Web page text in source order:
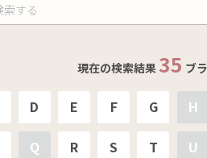
現在の検索結果 35 ブ
D E F G H
Q R S T U